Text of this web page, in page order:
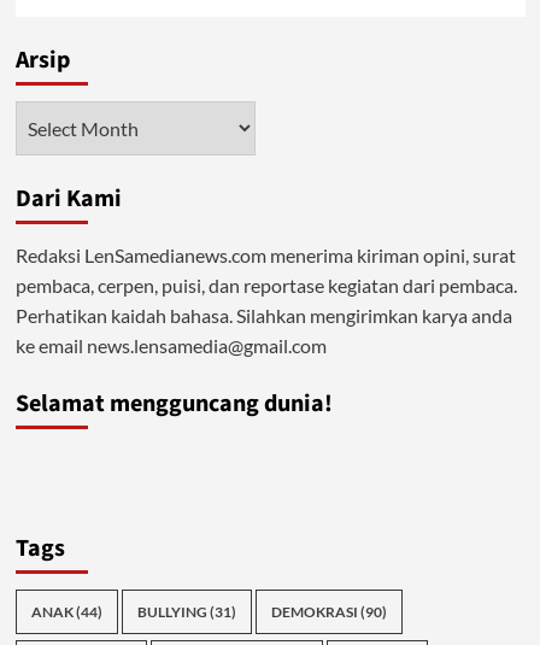
Arsip
Dari Kami
Redaksi LenSamedianews.com menerima kiriman opini, surat
pembaca, cerpen, puisi, dan reportase kegiatan dari pembaca.
Perhatikan kaidah bahasa. Silahkan mengirimkan karya anda
ke email news.lensamedia@gmail.com
Selamat mengguncang dunia!
Tags
ANAK(44) BULLYING (31) DEMOKRASI (90)